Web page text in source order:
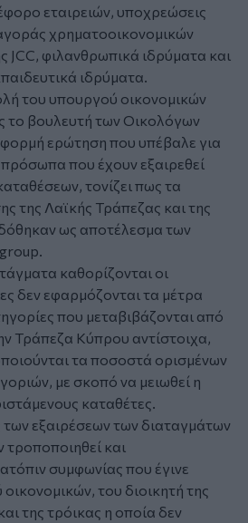
εταιρειών, υποχρεώσεις
χρηματοοικονομικών
JCC, φιλανθρωπικά ιδρύματα και
ιδρύματα.
του υπουργού οικονομικών
το βουλευτή των Οικολόγων
ερώτηση που υπέβαλε για
που έχουν εξαιρεθεί
τονίζει πως τα
της Λαϊκής Τράπεζας και της
ως αποτέλεσμα των
καθορίζονται οι
δεν εφαρμόζονται τα μέτρα
που μεταβιβάζονται από
Τράπεζα Κύπρου αντίστοιχα,
τα ποσοστά ορισμένων
με σκοπό να μειωθεί η
καταθέτες.
των εξαιρέσεων των διαταγμάτων
και
συμφωνίας που έγινε
του διοικητή της
της τρόικας η οποία δεν